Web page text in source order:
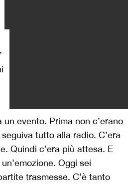
evento. Prima non c’erano
tutto alla radio. C’era
Quindi c’era più attesa. E
Oggi sei
trasmesse. C’è tanto